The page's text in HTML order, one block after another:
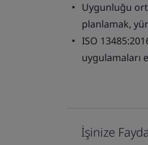
Uygunluğu
planlamak,
ISO
uygulamaları
İşinize